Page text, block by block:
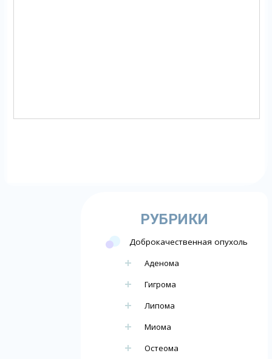
РУБРИКИ
Доброкачественная опухоль
Аденома
Гигрома
Липома
Миома
Остеома